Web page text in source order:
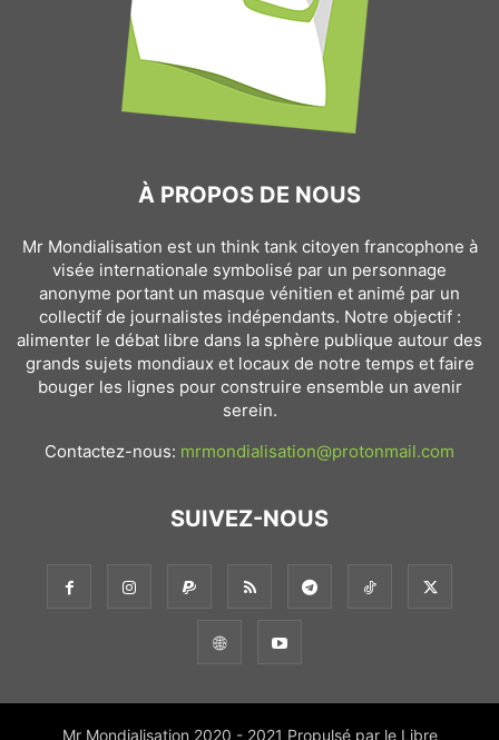
À PROPOS DE NOUS
Mr Mondialisation est un think tank citoyen francophone à
visée internationale symbolisé par un personnage
anonyme portant un masque vénitien et animé par un
collectif de journalistes indépendants. Notre objectif :
alimenter le débat libre dans la sphère publique autour des
grands sujets mondiaux et locaux de notre temps et faire
bouger les lignes pour construire ensemble un avenir
serein.
Contactez-nous: mrmondialisation@protonmail.com
SUIVEZ-NOUS
Mr Mondialisation 2020 - 2021 Propulsé par le Libre